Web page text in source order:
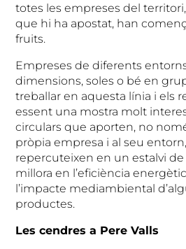
totes les empreses del territori,
que hi ha apostat, han
fruits.
Empreses de diferents
dimensions, soles o bé en
treballar en aquesta línia i els
essent una mostra molt
circulars que aporten, no
pròpia empresa i al seu
repercuteixen en un estalvi de
millora en l’eficiència
l’impacte mediambiental
productes.
Les cendres a Pere Valls